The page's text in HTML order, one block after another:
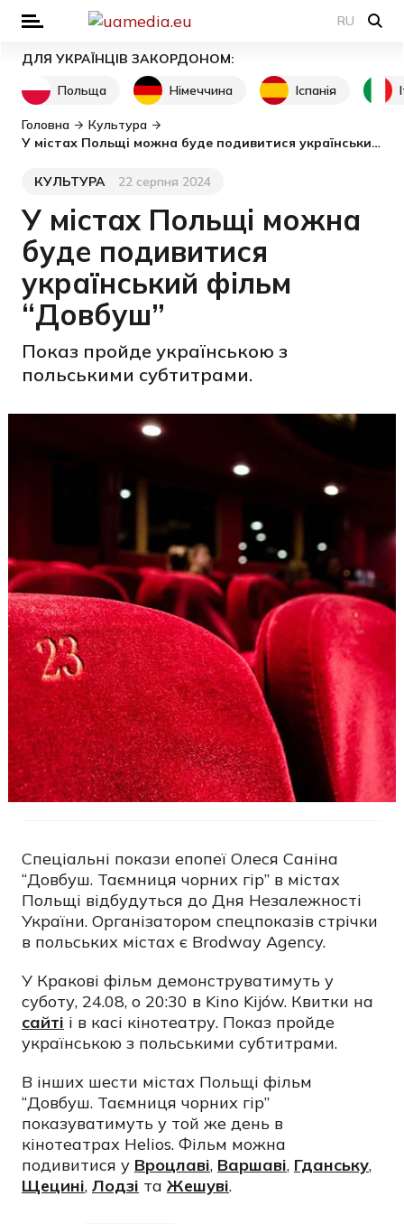
RU
ДЛЯ УКРАЇНЦІВ ЗАКОРДОНОМ:
Польща
Німеччина Іспанія
Головна
Культура
У містах Польщі можна буде подивитися український фільм “Довбуш”
Категорія
КУЛЬТУРА
Дата публікації22 серпня 2024
У містах Польщі можна
буде подивитися
український фільм
“Довбуш”
Показ пройде українською з
польськими субтитрами.
Спеціальні покази епопеї Олеся Саніна
“Довбуш. Таємниця чорних гір” в містах
Польщі відбудуться до Дня Незалежності
України. Організатором спецпоказів стрічки
в польських містах є Brodway Agency.
У Кракові фільм демонструватимуть у
суботу, 24.08, о 20:30 в Kino Kijów. Квитки на
сайті і в касі кінотеатру. Показ пройде
українською з польськими субтитрами.
В інших шести містах Польщі фільм
“Довбуш. Таємниця чорних гір”
показуватимуть у той же день в
кінотеатрах Helios. Фільм можна
подивитися у Вроцлаві, Варшаві, Гданську,
Щецині, Лодзі та Жешуві.